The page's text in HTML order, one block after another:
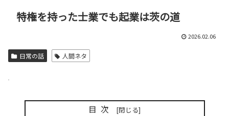
特権を持った士業でも起業は茨の道
2026.02.06
日常の話 人間ネタ
目次